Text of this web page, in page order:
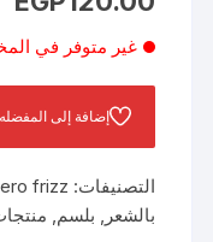
غير متوفر في
إضافة إلى المفضله
التصنيفات: frizz
بالشعر , بلسم,